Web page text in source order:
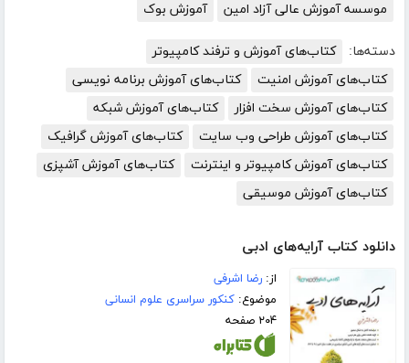
موسسه آموزش عالی آزاد امین
آموزش بوک
دسته‌ها:
کتاب‌های آموزش و ترفند کامپیوتر
کتاب‌های آموزش امنیت
کتاب‌های آموزش برنامه نویسی
کتاب‌های آموزش سخت افزار
کتاب‌های آموزش شبکه
کتاب‌های آموزش طراحی وب سایت
کتاب‌های آموزش گرافیک
کتاب‌های آموزش کامپیوتر و اینترنت
کتاب‌های آموزش آشپزی
کتاب‌های آموزش موسیقی
دانلود کتاب آرایه‌های ادبی
از:رضا اشرفی
موضوع:کنکور سراسری علوم انسانی
۲۰۴ صفحه